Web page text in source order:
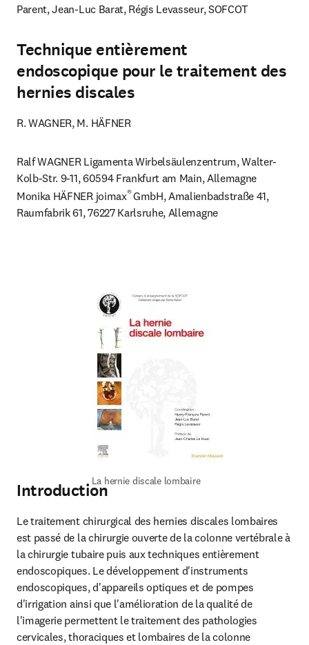
Parent, Jean-Luc Barat, Régis Levasseur, SOFCOT
Technique entièrement
endoscopique pour le traitement des
hernies discales
R. WAGNER, M. HÄFNER
Ralf WAGNER Ligamenta Wirbelsäulenzentrum, Walter-
Kolb-Str. 9-11, 60594 Frankfurt am Main, Allemagne
Monika HÄFNER joimax® GmbH, Amalienbadstraße 41,
Raumfabrik 61, 76227 Karlsruhe, Allemagne
La hernie discale lombaire
Introduction
Le traitement chirurgical des hernies discales lombaires
est passé de la chirurgie ouverte de la colonne vertébrale à
la chirurgie tubaire puis aux techniques entièrement
endoscopiques. Le développement d'instruments
endoscopiques, d'appareils optiques et de pompes
d'irrigation ainsi que l'amélioration de la qualité de
l'imagerie permettent le traitement des pathologies
cervicales, thoraciques et lombaires de la colonne